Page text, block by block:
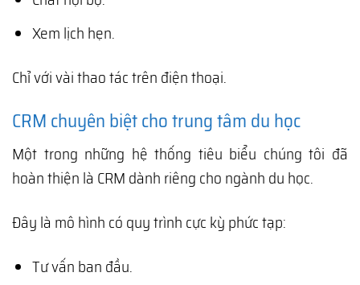
Xem lịch hẹn.
Chỉ với vài thao tác trên điện thoại.
CRM chuyên biệt cho trung tâm du học
Một trong những hệ thống tiêu biểu chúng tôi đã
hoàn thiện là CRM dành riêng cho ngành du học.
Đây là mô hình có quy trình cực kỳ phức tạp:
Tư vấn ban đầu.